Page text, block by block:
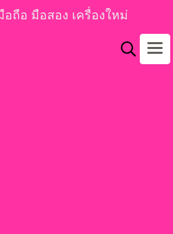
ถือ มือสอง เครื่องใหม่